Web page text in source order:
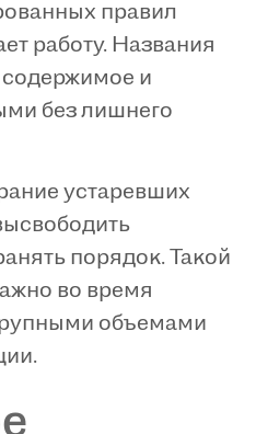
правил
работу. Названия
и
без лишнего
устаревших
порядок. Такой
во время
объемами